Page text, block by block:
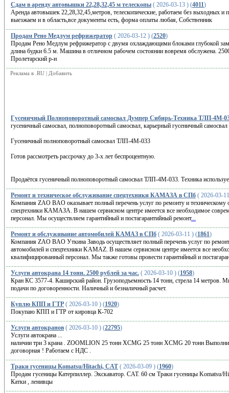
Сдам в аренду автовышки 22,28,32,45 м телескопы ( 2026-03-13 ) (4011)
Аренда автовышек 22,28,32,45,метров, телескопические, работаем без выходных и
выезжаем и в область,все документы есть, форма оплаты любая, Собственник
Продам Рено Медлум рефрижератор ( 2026-03-12 ) (2520)
Продам Рено Медлум рефрижератор с двумя охлаждающими блоками глубокой
длина будки 6.5 м. Машина в отличном рабочем состоянии вовремя обслужена.
Пролетарский р-н
Реклама в .RU | Добавить
Гусеничный Полноповоротный самосвал Думпер Сибирь-Техника ТЛП-4М-
гусеничный самосвал, полноповоротный самосвал, карьерный гусеничный самосвал
Гусеничный полноповоротный самосвал ТЛП-4М-033
Готов рассмотреть рассрочку до 3-х лет беспроцентную.
Продаётся гусеничный полноповоротный самосвал ТЛП-4М-033. Техника
Ремонт и техническое обслуживание спецтехники КАМАЗА в СПб ( 2026-03-
Компания ZAO BAO оказывает полный перечень услуг по ремонту и
спецтехники КАМАЗА. В нашем сервисном центре имеется все необходимое
персонал. Мы осуществляем гарантийный и постагарантийный ремонт...
Ремонт и обслуживание автомобилей КАМАЗ в СПб ( 2026-03-11 ) (1861)
Компания ZAO BAO Уткина Заводь осуществляет полный перечень услуг по
автомобилей и спецтехники KAMAZ. В нашем сервисном центре имеется все
квалифицированный персонал. Мы также готовы провести гарантийный и
Услуги автокрана 14 тонн. 2500 рублей за час. ( 2026-03-10 ) (1958)
Кран КС 3577-4. Каширский район. Грузоподъемность 14 тонн, стрела 14 метров.
подачи по договоренности. Наличный и безналичный расчет.
Куплю КПП и ГТР ( 2026-03-10 ) (1920)
Покупаю КПП и ГТР от кировца К-702
Услуги автокранов ( 2026-03-10 ) (22795)
Услуги автокрана ...
наличии три 3 крана . ZOOMLION 25 тонн XCMG 25 тонн XCMG 20 тонн
договорная ! Работаем с НДС .
Траки гусеницы Komatsu/Hitachi, CAT ( 2026-03-09 ) (1960)
Продам гусеницы Катерпиллер. Экскаватор. CAT. 60 см Траки гусеницы Komatsu/
Катки , ленивцы